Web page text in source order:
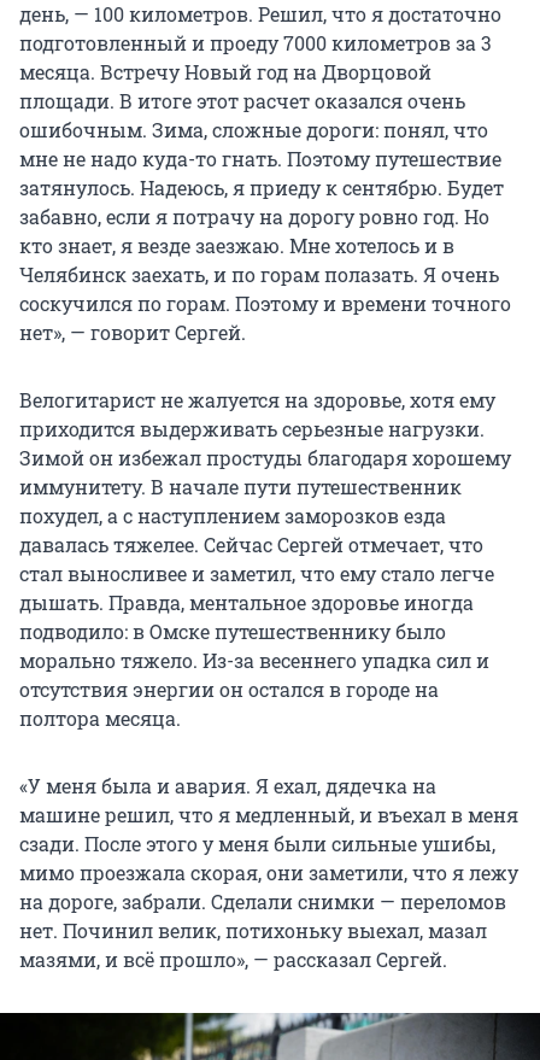
день, — 100 километров. Решил, что я достаточно
подготовленный и проеду 7000 километров за 3
месяца. Встречу Новый год на Дворцовой
площади. В итоге этот расчет оказался очень
ошибочным. Зима, сложные дороги: понял, что
мне не надо куда-то гнать. Поэтому путешествие
затянулось. Надеюсь, я приеду к сентябрю. Будет
забавно, если я потрачу на дорогу ровно год. Но
кто знает, я везде заезжаю. Мне хотелось и в
Челябинск заехать, и по горам полазать. Я очень
соскучился по горам. Поэтому и времени точного
нет», — говорит Сергей.
Велогитарист не жалуется на здоровье, хотя ему
приходится выдерживать серьезные нагрузки.
Зимой он избежал простуды благодаря хорошему
иммунитету. В начале пути путешественник
похудел, а с наступлением заморозков езда
давалась тяжелее. Сейчас Сергей отмечает, что
стал выносливее и заметил, что ему стало легче
дышать. Правда, ментальное здоровье иногда
подводило: в Омске путешественнику было
морально тяжело. Из-за весеннего упадка сил и
отсутствия энергии он остался в городе на
полтора месяца.
«У меня была и авария. Я ехал, дядечка на
машине решил, что я медленный, и въехал в меня
сзади. После этого у меня были сильные ушибы,
мимо проезжала скорая, они заметили, что я лежу
на дороге, забрали. Сделали снимки — переломов
нет. Починил велик, потихоньку выехал, мазал
мазями, и всё прошло», — рассказал Сергей.